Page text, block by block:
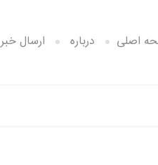
اصلی درباره ارسال خبر